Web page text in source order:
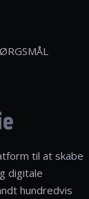
til at skabe
digitale
hundredvis